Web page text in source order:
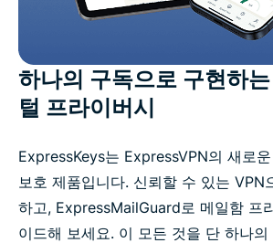
하나의 구독으로 구현하
털 프라이버시
ExpressKeys는 ExpressVPN의 새로
보호 제품입니다. 신뢰할 수 있는 VPN
하고, ExpressMailGuard로 메일함 프
이드해 보세요. 이 모든 것을 단 하나